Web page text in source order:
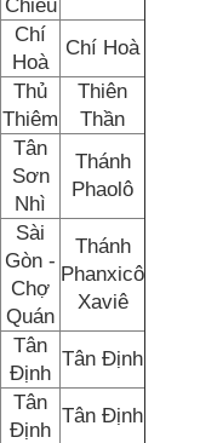
Chiếu
Chí
Hoà
Chí Hoà
Thủ
Thiêm
Thiên
Thần
Tân
Sơn
Nhì
Thánh
Phaolô
Sài
Gòn -
Chợ
Quán
Thánh
Phanxicô
Xaviê
Tân
Định
Tân Định
Tân
Định
Tân Định